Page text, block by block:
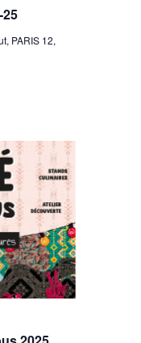
PARIS 12,